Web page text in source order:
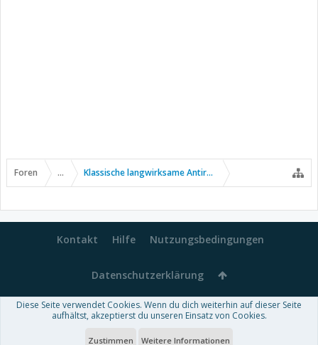
Foren ... Klassische langwirksame Antirheumatika
Kontakt Hilfe Nutzungsbedingungen
Datenschutzerklärung
Forum software by XenForo™-Deutsch von xenDach
Theme designed byThemeHouse
Diese Seite verwendet Cookies. Wenn du dich weiterhin auf dieser Seite
aufhältst, akzeptierst du unseren Einsatz von Cookies.
Zustimmen Weitere Informationen